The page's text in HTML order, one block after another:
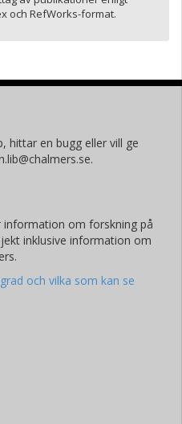
och RefWorks-format.
hittar en bugg eller vill ge
information om forskning på
inklusive information om
och vilka som kan se